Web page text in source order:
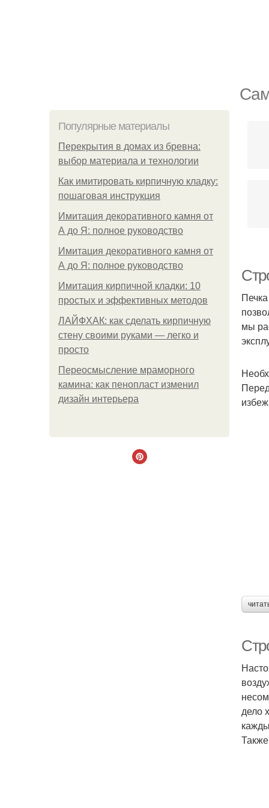
Популярные материалы
Перекрытия в домах из бревна:
выбор материала и технологии
Как имитировать кирпичную кладку:
пошаговая инструкция
Имитация декоративного камня от
А до Я: полное руководство
Имитация декоративного камня от
А до Я: полное руководство
Имитация кирпичной кладки: 10
простых и эффективных методов
ЛАЙФХАК: как сделать кирпичную
стену своими руками — легко и
просто
Переосмысление мраморного
камина: как пенопласт изменил
дизайн интерьера
мы
дело